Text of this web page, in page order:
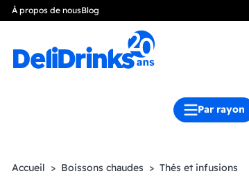
À propos de nousBlog
Par rayon
Accueil Boissons chaudes Thés et infusions